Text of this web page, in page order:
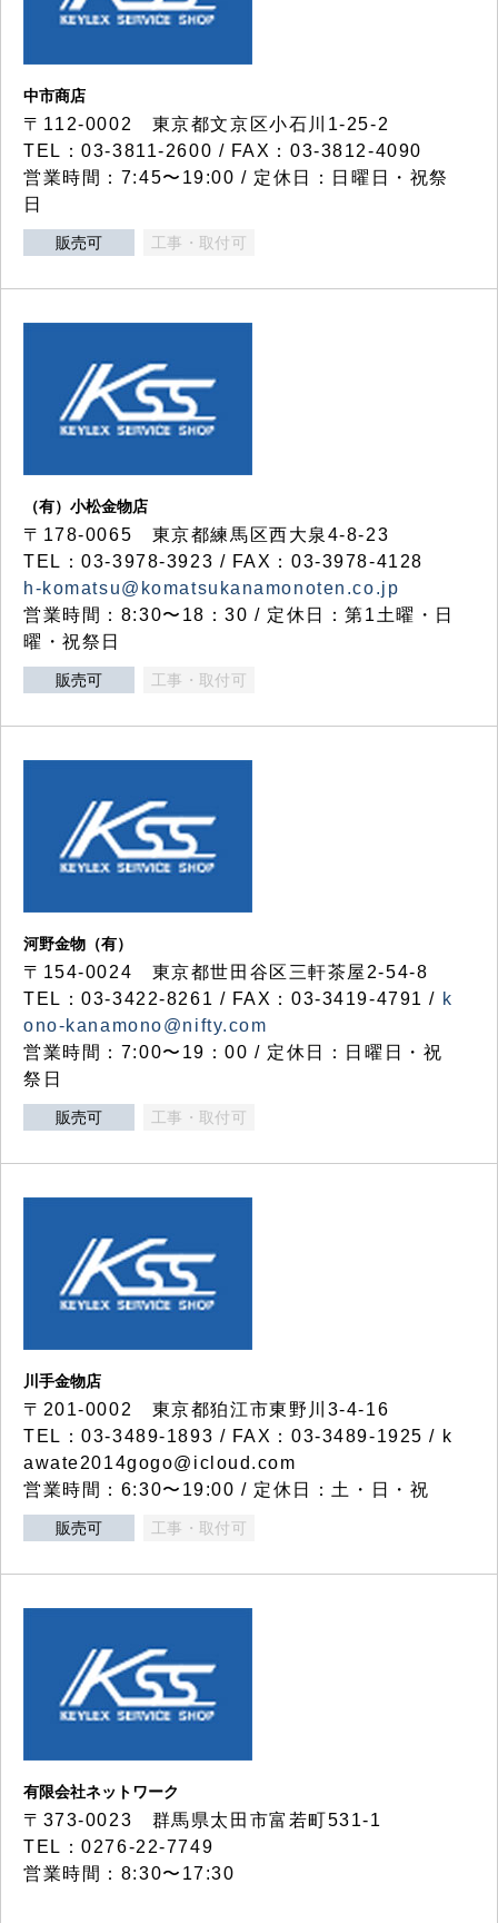
中市商店
〒112-0002 東京都文京区小石川1-25-2
TEL：03-3811-2600 / FAX：03-3812-4090
営業時間：7:45〜19:00 / 定休日：日曜日・祝祭
日
販売可 工事・取付可
（有）小松金物店
〒178-0065 東京都練馬区西大泉4-8-23
TEL：03-3978-3923 / FAX：03-3978-4128
h-komatsu@komatsukanamonoten.co.jp
営業時間：8:30〜18：30 / 定休日：第1土曜・日
曜・祝祭日
販売可 工事・取付可
河野金物（有）
〒154-0024 東京都世田谷区三軒茶屋2-54-8
TEL：03-3422-8261 / FAX：03-3419-4791 / k
ono-kanamono@nifty.com
営業時間：7:00〜19：00 / 定休日：日曜日・祝
祭日
販売可 工事・取付可
川手金物店
〒201-0002 東京都狛江市東野川3-4-16
TEL：03-3489-1893 / FAX：03-3489-1925 / k
awate2014gogo@icloud.com
営業時間：6:30〜19:00 / 定休日：土・日・祝
販売可 工事・取付可
有限会社ネットワーク
〒373-0023 群馬県太田市富若町531-1
TEL：0276-22-7749
営業時間：8:30〜17:30